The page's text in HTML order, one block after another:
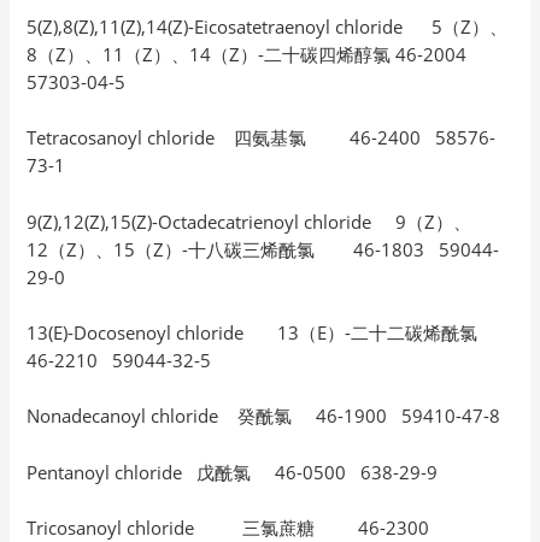
5(Z),8(Z),11(Z),14(Z)-Eicosatetraenoyl chloride 5（Z）、
8（Z）、11（Z）、14（Z）-二十碳四烯醇氯 46-2004
57303-04-5
Tetracosanoyl chloride 四氨基氯 46-2400 58576-
73-1
9(Z),12(Z),15(Z)-Octadecatrienoyl chloride 9（Z）、
12（Z）、15（Z）-十八碳三烯酰氯 46-1803 59044-
29-0
13(E)-Docosenoyl chloride 13（E）-二十二碳烯酰氯
46-2210 59044-32-5
Nonadecanoyl chloride 癸酰氯 46-1900 59410-47-8
Pentanoyl chloride 戊酰氯 46-0500 638-29-9
Tricosanoyl chloride 三氯蔗糖 46-2300